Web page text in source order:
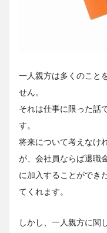
一人親方は多くのこと
せん。
それは仕事に限った話
す。
将来について考えなけ
が、会社員ならば退職
に加入することができ
てくれます。
しかし、一人親方に関